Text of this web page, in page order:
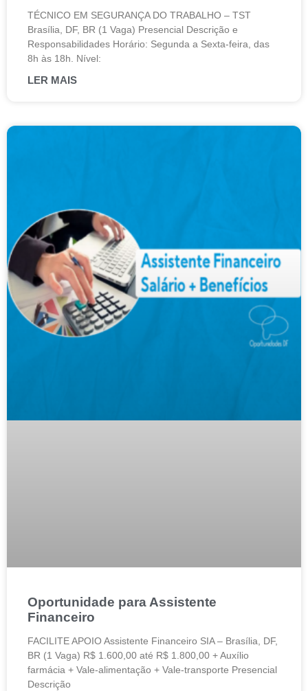
TÉCNICO EM SEGURANÇA DO TRABALHO – TST
Brasília, DF, BR (1 Vaga) Presencial Descrição e
Responsabilidades Horário: Segunda a Sexta-feira, das
8h às 18h. Nível:
LER MAIS
Oportunidade para Assistente
Financeiro
FACILITE APOIO Assistente Financeiro SIA – Brasília, DF,
BR (1 Vaga) R$ 1.600,00 até R$ 1.800,00 + Auxílio
farmácia + Vale-alimentação + Vale-transporte Presencial
Descrição